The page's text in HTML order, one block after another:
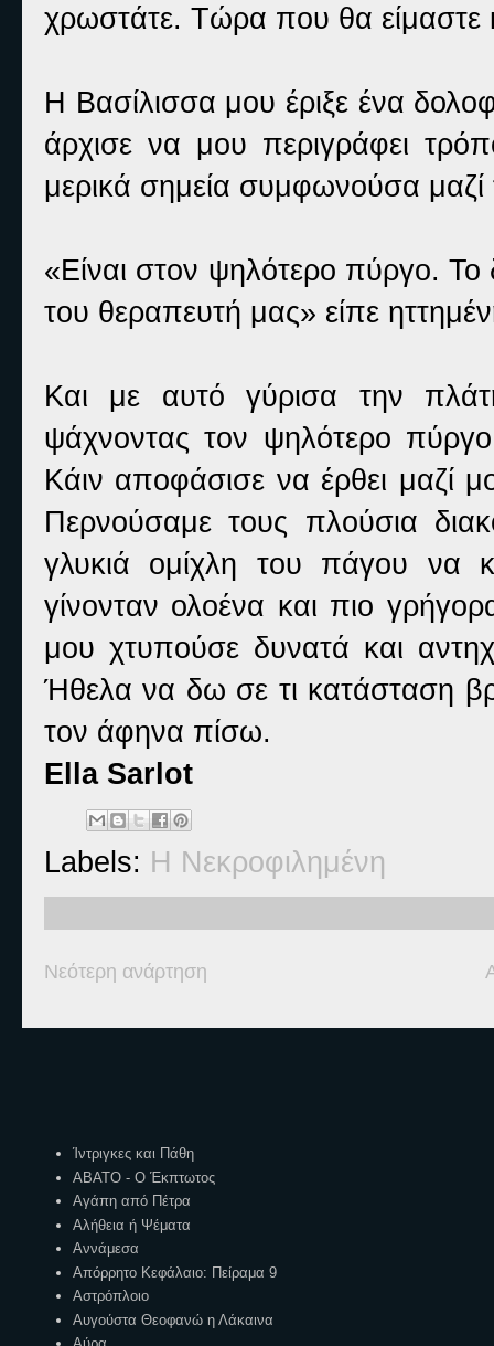
χρωστάτε. Τώρα που θα είμαστε
Η Βασίλισσα μου έριξε ένα
άρχισε να μου περιγράφει
μερικά σημεία συμφωνούσα μαζί
«Είναι στον ψηλότερο πύργο. Το
του θεραπευτή μας» είπε
Και με αυτό γύρισα την
ψάχνοντας τον ψηλότερο
Κάιν αποφάσισε να έρθει μαζί
Περνούσαμε τους πλούσια
γλυκιά ομίχλη του πάγου να
γίνονταν ολοένα και πιο
μου χτυπούσε δυνατά και
Ήθελα να δω σε τι κατάσταση
τον άφηνα πίσω.
Ella Sarlot
Labels: Η Νεκροφιλημένη
Νεότερη ανάρτηση
Ίντριγκες και Πάθη
ΑΒΑΤΟ - Ο Έκπτωτος
Αγάπη από Πέτρα
Αλήθεια ή Ψέματα
Αννάμεσα
Απόρρητο Κεφάλαιο: Πείραμα 9
Αστρόπλοιο
Αυγούστα Θεοφανώ η Λάκαινα